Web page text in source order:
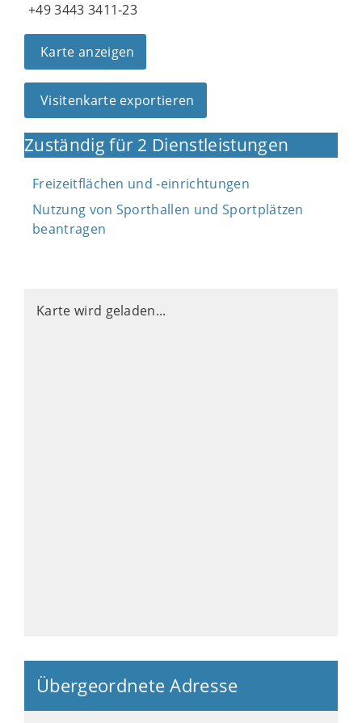
+49 3443 3411-23
Karte anzeigen
Visitenkarte exportieren
Zuständig für 2 Dienstleistungen
Freizeitflächen und -einrichtungen
Nutzung von Sporthallen und Sportplätzen
beantragen
Karte wird geladen...
Übergeordnete Adresse